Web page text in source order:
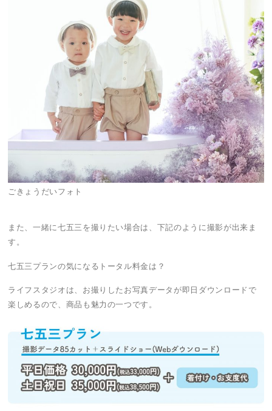
ごきょうだいフォト
また、一緒に七五三を撮りたい場合は、下記のように撮影が出来ま
す。
七五三プランの気になるトータル料金は？
ライフスタジオは、お撮りしたお写真データが即日ダウンロードで
楽しめるので、商品も魅力の一つです。